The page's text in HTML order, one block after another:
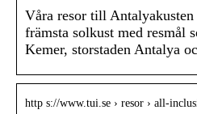
Våra resor till
främsta solkust med resmål
Kemer, storstaden Antalya
http s://www.tui.se › resor › all-